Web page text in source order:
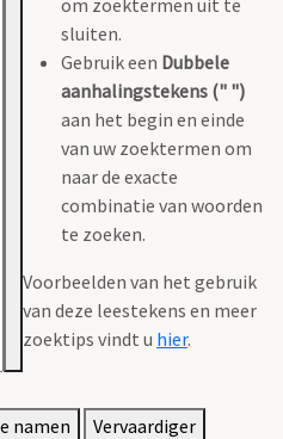
sluiten.
Gebruik een Dubbele
aanhalingstekens (" ")
aan het begin en einde
van uw zoektermen om
naar de exacte
combinatie van woorden
te zoeken.
Voorbeelden van het gebruik
van deze leestekens en meer
zoektips vindt u hier.
namen
Vervaardiger